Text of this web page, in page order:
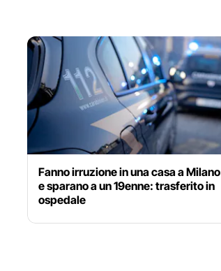
Fanno irruzione in una casa a Milano
e sparano a un 19enne: trasferito in
ospedale